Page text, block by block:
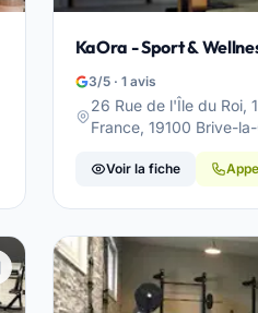
KaOra - Sport &
Gaillarde
3/5 · 1 avis
26 Rue de l'Île du Roi,
France, 19100 Brive-
Voir la fiche